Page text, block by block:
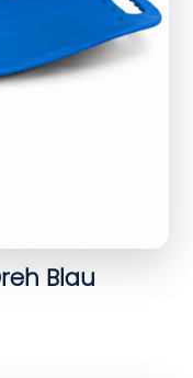
Blau